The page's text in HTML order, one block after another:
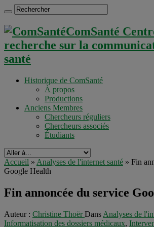
ComSanté
recherche sur la
santé
Historique de ComSanté
À propos
Productions
Anciens Membres
Chercheurs réguliers
Chercheurs associés
Étudiants
Accueil » Analyses de l'internet santé » Fin
Google Health
Fin annoncée du service
Auteur : Christine ThoërDans Analyses de
Informatisation des dossiers médicaux,